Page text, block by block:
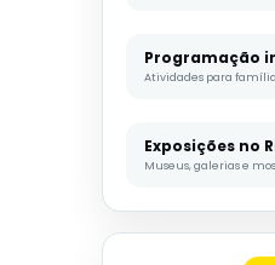
Programação
Atividades para
Exposições no
Museus, galerias e